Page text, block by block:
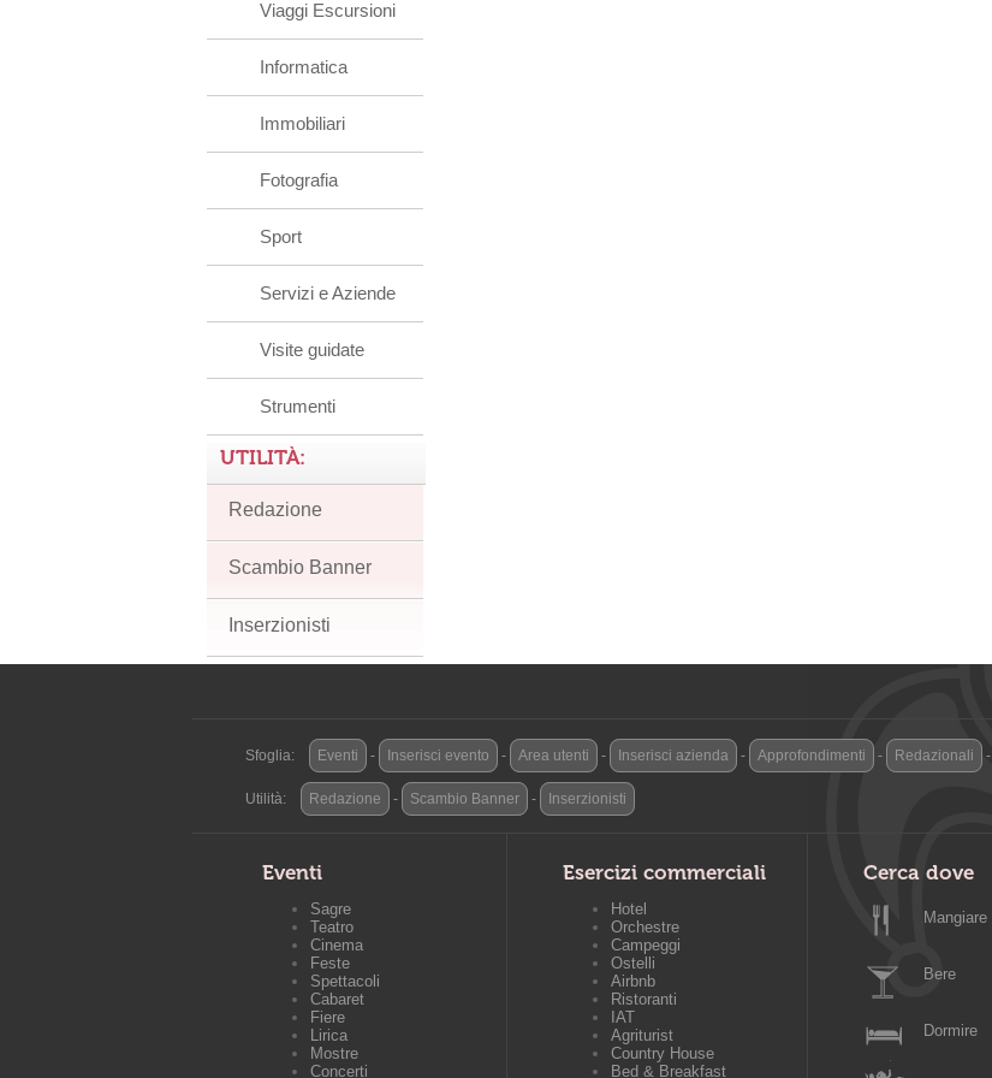
Viaggi Escursioni
Informatica
Immobiliari
Fotografia
Sport
Servizi e Aziende
Visite guidate
Strumenti
UTILITÀ:
Redazione
Scambio Banner
Inserzionisti
Sfoglia: Eventi - Inserisci evento - Area utenti - Inserisci azienda - Approfondimenti - Redazionali -
Utilità: Redazione - Scambio Banner - Inserzionisti
Eventi
Sagre
Teatro
Cinema
Feste
Spettacoli
Cabaret
Fiere
Lirica
Mostre
Concerti
Esercizi commerciali
Hotel
Orchestre
Campeggi
Ostelli
Airbnb
Ristoranti
IAT
Agriturist
Country House
Bed & Breakfast
Cerca dove
Mangiare
Bere
Dormire